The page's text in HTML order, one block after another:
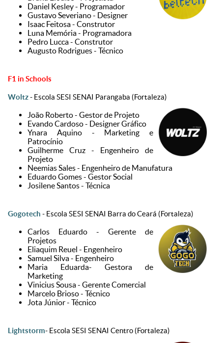
Daniel Kesley - Programador
Gustavo Severiano - Designer
Isaac Feitosa - Construtor
⁠Luna Memória - Programadora
Pedro Lucca - Construtor
⁠Augusto Rodrigues - Técnico
F1 in Schools
Woltz- Escola SESI SENAI Parangaba (Fortaleza)
João Roberto - Gestor de Projeto
Evando Cardoso - Designer Gráfico
Ynara Aquino - Marketing e
Patrocínio
Guilherme Cruz - Engenheiro de
Projeto
⁠Neemias Sales - Engenheiro de Manufatura
⁠Eduardo Gomes - Gestor Social
Josilene Santos - Técnica
Gogotech - Escola SESI SENAI Barra do Ceará (Fortaleza)
Carlos Eduardo - Gerente de
Projetos
Eliaquim Reuel - Engenheiro
Samuel Silva - Engenheiro
Maria Eduarda- Gestora de
Marketing
Vinicius Sousa - Gerente Comercial
Marcelo Brioso - Técnico
Jota Júnior - Técnico
Lightstorm- Escola SESI SENAI Centro (Fortaleza)